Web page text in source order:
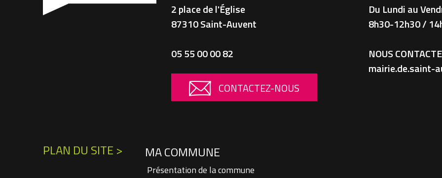
2 place de l'Église
87310 Saint-Auvent
05 55 00 00 82
CONTACTEZ-NOUS
Du Lundi au
8h30-12h30 /
NOUS
mairie.de.saint-
PLAN DU SITE > MA COMMUNE
Présentation de la commune